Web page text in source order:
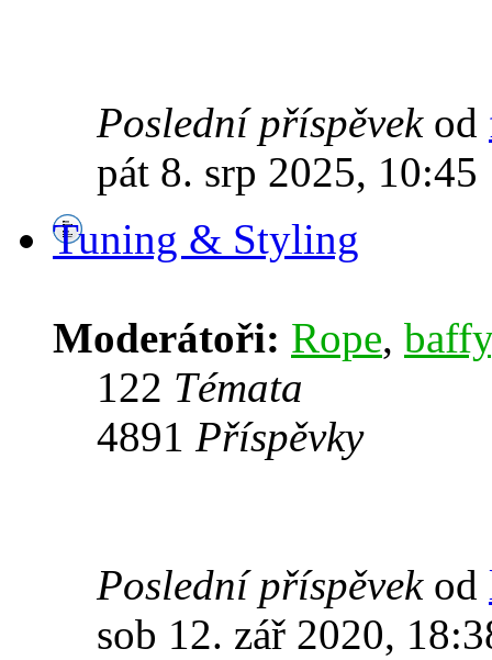
Poslední příspěvekod
pát 8. srp 2025, 10:45
Tuning & Styling
Moderátoři: Rope, baffy
122 Témata
4891 Příspěvky
Poslední příspěvekod
sob 12. zář 2020,